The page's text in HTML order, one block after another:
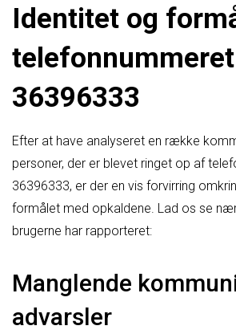
Identitet og
telefonnummeret
36396333
Efter at have analyseret en række
personer, der er blevet ringet op af
36396333, er der en vis forvirring
formålet med opkaldene. Lad os se
brugerne har rapporteret:
Manglende
advarsler